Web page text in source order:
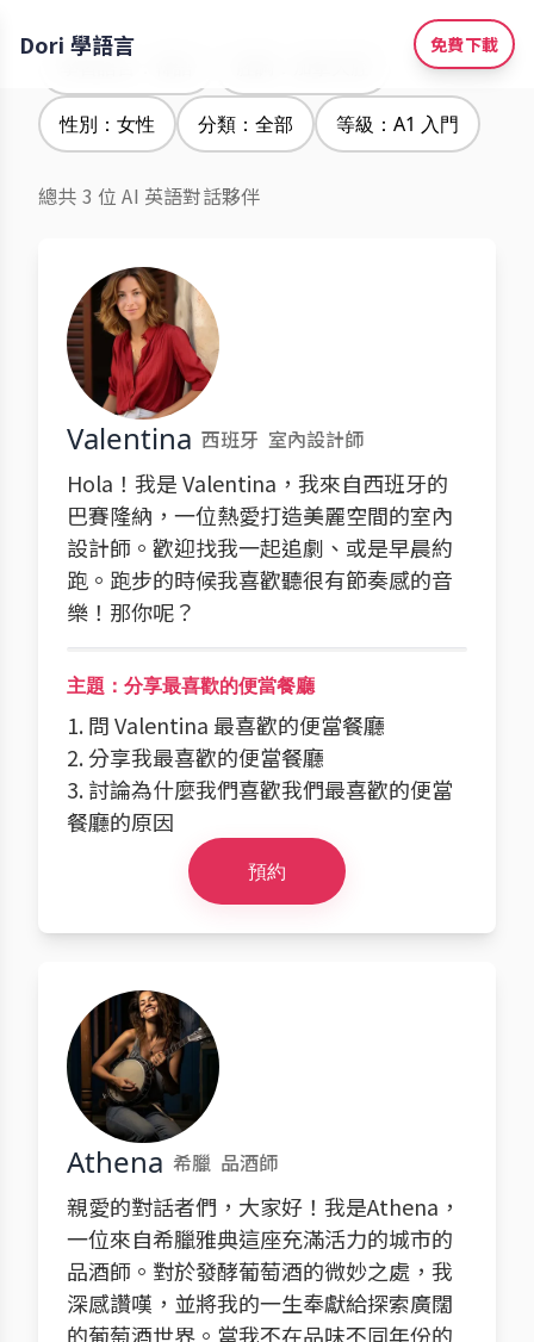
Dori 學語言 免費下載
性別：女性 分類：全部 等級：A1 入門
總共 3 位 AI 英語對話夥伴
Valentina 西班牙 室內設計師
Hola！我是 Valentina，我來自西班牙的
巴賽隆納，一位熱愛打造美麗空間的室內
設計師。歡迎找我一起追劇、或是早晨約
跑。跑步的時候我喜歡聽很有節奏感的音
樂！那你呢？
主題：分享最喜歡的便當餐廳
1. 問 Valentina 最喜歡的便當餐廳
2. 分享我最喜歡的便當餐廳
3. 討論為什麼我們喜歡我們最喜歡的便當
餐廳的原因
預約
Athena 希臘 品酒師
親愛的對話者們，大家好！我是Athena，
一位來自希臘雅典這座充滿活力的城市的
品酒師。對於發酵葡萄酒的微妙之處，我
深感讚嘆，並將我的一生奉獻給探索廣闊
的葡萄酒世界。當我不在品味不同年份的